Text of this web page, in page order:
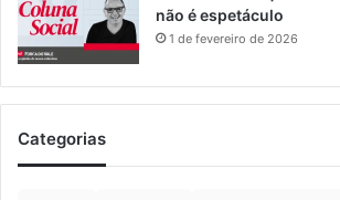
não é espetáculo
1 de fevereiro de 2026
Categorias